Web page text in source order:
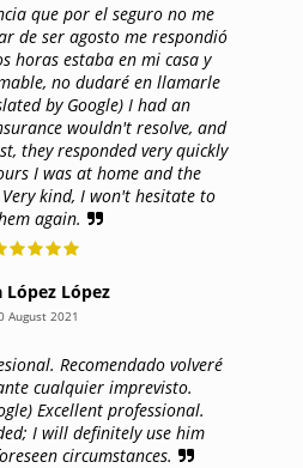
que por el seguro no me
de ser agosto me respondió
horas estaba en mi casa y
no dudaré en llamarle
by Google) I had an
wouldn't resolve, and
they responded very quickly
I was at home and the
kind, I won't hesitate to
again.
López López
August 2021
Recomendado volveré
cualquier imprevisto.
Excellent professional.
I will definitely use him
circumstances.